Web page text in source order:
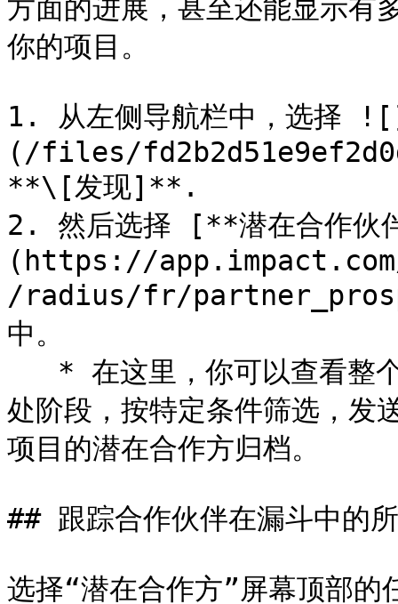
方面的进展，甚至还能显示
你的项目。
1. 从左侧导航栏中，选择
(/files/
**\[发现]**.
2. 然后选择 [**潜在合作
(https://
/radius/fr/
中。
处阶段，按特定条件筛选，发
项目的潜在合作方归档。
## 跟踪合作伙伴在漏斗中的
选择“潜在合作方”屏幕顶部的